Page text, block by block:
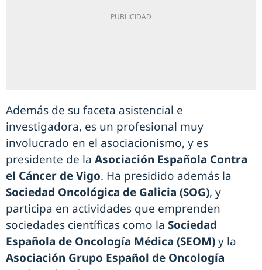
Además de su faceta asistencial e
investigadora, es un profesional muy
involucrado en el asociacionismo, y es
presidente de la Asociación Española Contra
el Cáncer de Vigo. Ha presidido además la
Sociedad Oncológica de Galicia (SOG), y
participa en actividades que emprenden
sociedades científicas como la Sociedad
Española de Oncología Médica (SEOM)y la
Asociación Grupo Español de Oncología